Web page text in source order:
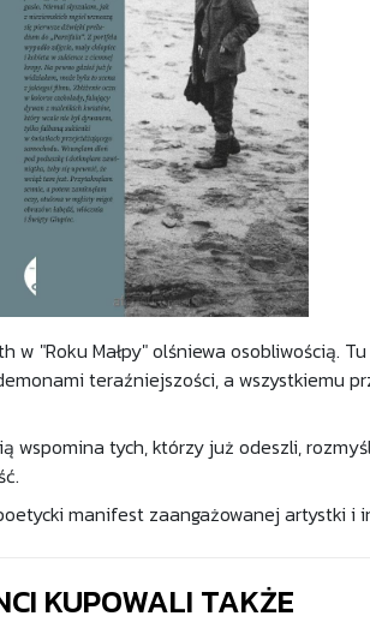
w "Roku Małpy" olśniewa osobliwością.
teraźniejszości, a wszystkiemu
wspomina tych, którzy już odeszli,
manifest zaangażowanej
KUPOWALI TAKŻE